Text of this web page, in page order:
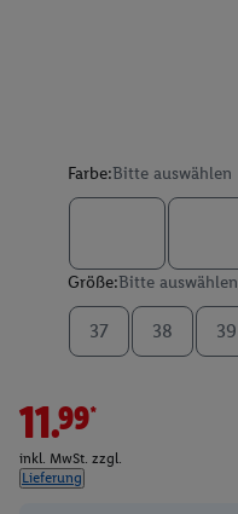
Farbe:Bitte auswählen
Größe:Bitte auswählen
37 38 39
11.99*
inkl. MwSt. zzgl.
Lieferung